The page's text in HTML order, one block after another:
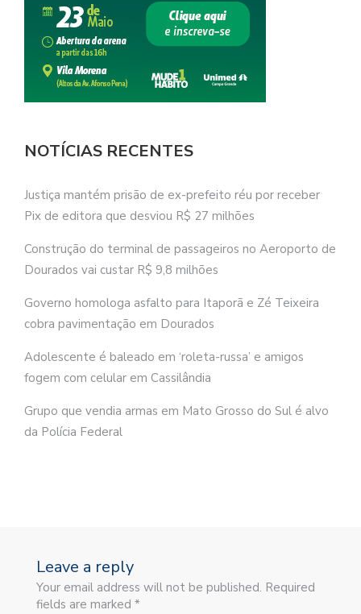
NOTÍCIAS RECENTES
Justiça mantém prisão de ex-prefeito réu por receber
Pix de editora que desviou R$ 27 milhões
Construção do terminal de passageiros no Aeroporto de
Dourados vai custar R$ 9,8 milhões
Governo homologa asfalto para Itaporã e Zé Teixeira
cobra pavimentação em Dourados
Adolescente é baleado em ‘roleta-russa’ e amigos
fogem com celular em Cassilândia
Grupo que vendia armas em Mato Grosso do Sul é alvo
da Polícia Federal
Leave a reply
Your email address will not be published. Required
fields are marked *